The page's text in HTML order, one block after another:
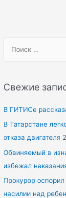
r
h
f
o
r
Свежие
В ГИТИСе
В Татарстане
отказа двигателя
Обвиняемый в
избежал
Прокурор
насилии над